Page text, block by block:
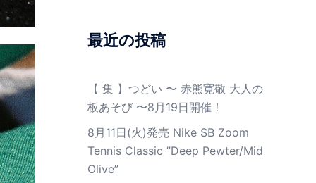
最近の投稿
【 集 】つどい 〜 赤熊寛敬 大人の
板あそび 〜8月19日開催！
8月11日(火)発売 Nike SB Zoom
Tennis Classic ”Deep Pewter/Mid
Olive”